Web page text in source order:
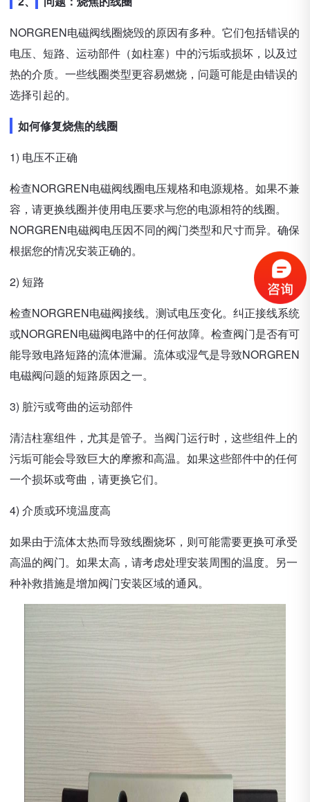
NORGREN电磁阀线圈烧毁的原因有多种。它们包括错误的
电压、短路、运动部件（如柱塞）中的污垢或损坏，以及过
热的介质。一些线圈类型更容易燃烧，问题可能是由错误的
选择引起的。
如何修复烧焦的线圈
1) 电压不正确
检查NORGREN电磁阀线圈电压规格和电源规格。如果不兼
容，请更换线圈并使用电压要求与您的电源相符的线圈。
NORGREN电磁阀电压因不同的阀门类型和尺寸而异。确保
根据您的情况安装正确的。
2) 短路
检查NORGREN电磁阀接线。测试电压变化。纠正接线系统
或NORGREN电磁阀电路中的任何故障。检查阀门是否有可
能导致电路短路的流体泄漏。流体或湿气是导致NORGREN
电磁阀问题的短路原因之一。
3) 脏污或弯曲的运动部件
清洁柱塞组件，尤其是管子。当阀门运行时，这些组件上的
污垢可能会导致巨大的摩擦和高温。如果这些部件中的任何
一个损坏或弯曲，请更换它们。
4) 介质或环境温度高
如果由于流体太热而导致线圈烧坏，则可能需要更换可承受
高温的阀门。如果太高，请考虑处理安装周围的温度。另一
种补救措施是增加阀门安装区域的通风。